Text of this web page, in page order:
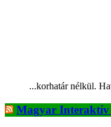
...korhatár nélkül.
Magyar Interaktív